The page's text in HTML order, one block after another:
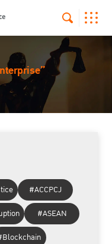
#ACCPCJ
#ASEAN